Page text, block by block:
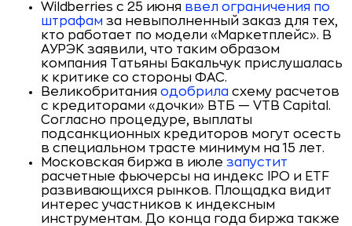
Wildberries с 25 июня ввел ограничения по
штрафам за невыполненный заказ для тех,
кто работает по модели «Маркетплейс». В
АУРЭК заявили, что таким образом
компания Татьяны Бакальчук прислушалась
к критике со стороны ФАС.
Великобритания одобрила схему расчетов
с кредиторами «дочки» ВТБ — VTB Capital.
Согласно процедуре, выплаты
подсанкционных кредиторов могут осесть
в специальном трасте минимум на 15 лет.
Московская биржа в июле запустит
расчетные фьючерсы на индекс IPO и ETF
развивающихся рынков. Площадка видит
интерес участников к индексным
инструментам. До конца года биржа также